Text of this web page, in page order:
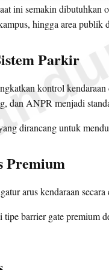
ini semakin dibutuhkan
hingga area publik
Parkir
kontrol
dan ANPR menjadi
dirancang untuk
Premium
arus kendaraan
barrier gate premium